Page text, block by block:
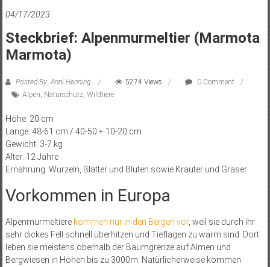
04/17/2023
Steckbrief: Alpenmurmeltier (Marmota
Marmota)
Posted By: Anni Henning 5274 Views
0 Comment
Alpen, Naturschutz, Wildtiere
Höhe: 20 cm
Länge: 48-61 cm / 40-50 + 10-20 cm
Gewicht: 3-7 kg
Alter: 12 Jahre
Ernährung: Wurzeln, Blätter und Blüten sowie Kräuter und Gräser
Vorkommen in Europa
Alpenmurmeltiere kommen nur in den Bergen vor, weil sie durch ihr
sehr dickes Fell schnell überhitzen und Tieflagen zu warm sind. Dort
leben sie meistens oberhalb der Baumgrenze auf Almen und
Bergwiesen in Höhen bis zu 3000m. Natürlicherweise kommen